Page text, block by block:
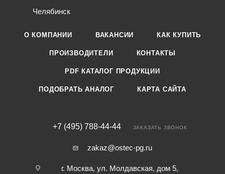
Челябинск
О КОМПАНИИ ВАКАНСИИ КАК КУПИТЬ
ПРОИЗВОДИТЕЛИ КОНТАКТЫ
PDF КАТАЛОГ ПРОДУКЦИИ
ПОДОБРАТЬ АНАЛОГ КАРТА САЙТА
+7 (495) 788-44-44 ЗАКАЗАТЬ ЗВОНОК
zakaz@ostec-pg.ru
г. Москва, ул. Молдавская, дом 5,